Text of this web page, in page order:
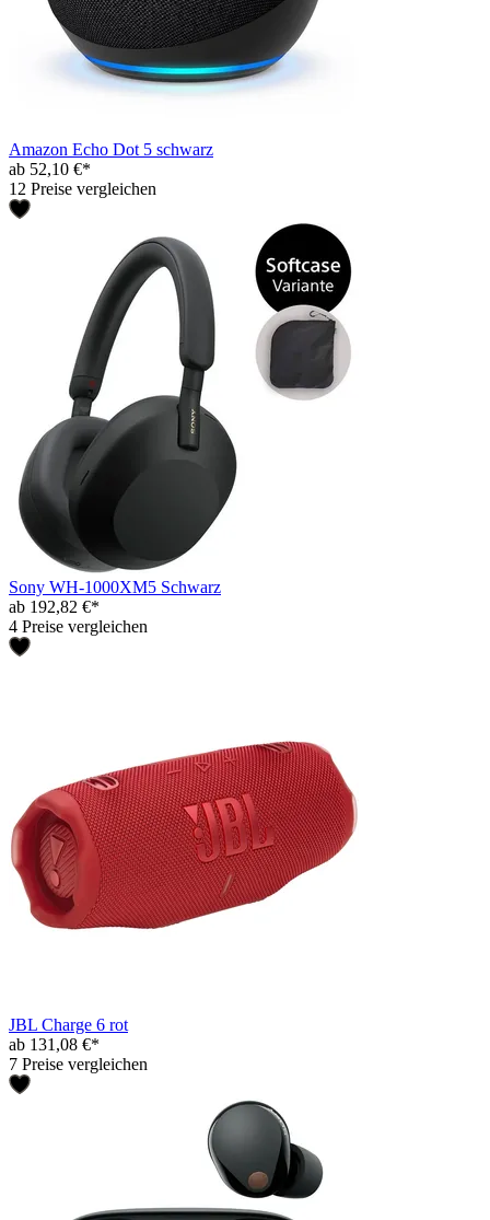
Amazon Echo Dot 5 schwarz
ab 52,10 €*
12 Preise vergleichen
Sony WH-1000XM5 Schwarz
ab 192,82 €*
4 Preise vergleichen
JBL Charge 6 rot
ab 131,08 €*
7 Preise vergleichen